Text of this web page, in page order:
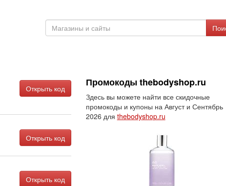
Открыть код
Открыть код
Открыть код
Промокоды thebodyshop.ru
Здесь вы можете найти все скидочные
промокоды и купоны на Август и Сентябрь
2026 для thebodyshop.ru